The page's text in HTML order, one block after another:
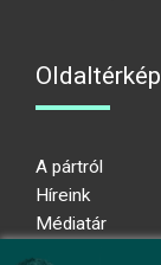
Oldaltérkép
A pártról
Híreink
Médiatár